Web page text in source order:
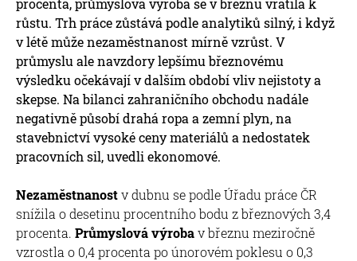
růstu. Trh práce zůstává podle analytiků silný, i když
v létě může nezaměstnanost mírně vzrůst. V
průmyslu ale navzdory lepšímu březnovému
výsledku očekávají v dalším období vliv nejistoty a
skepse. Na bilanci zahraničního obchodu nadále
negativně působí drahá ropa a zemní plyn, na
stavebnictví vysoké ceny materiálů a nedostatek
pracovních sil, uvedli ekonomové.
Nezaměstnanostv dubnu se podle Úřadu práce ČR
snížila o desetinu procentního bodu z březnových 3,4
procenta. Průmyslová výrobav březnu meziročně
vzrostla o 0,4 procenta po únorovém poklesu o 0,3